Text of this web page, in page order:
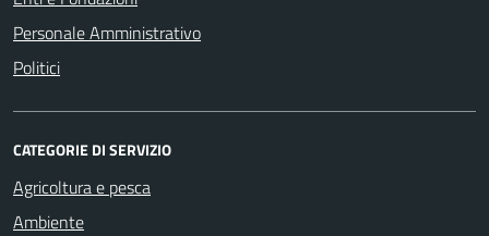
Personale Amministrativo
Politici
CATEGORIE DI SERVIZIO
Agricoltura e pesca
Ambiente